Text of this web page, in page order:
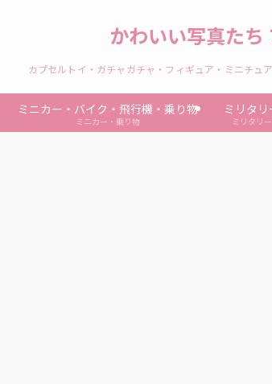
かわいい写真たち
カプセルトイ・ガチャガチャ・フィギュア・ミニチュ
ミニカー・バイク・飛行機・乗り物
ミニカー・乗り物
ミリタリ
ミリタリー